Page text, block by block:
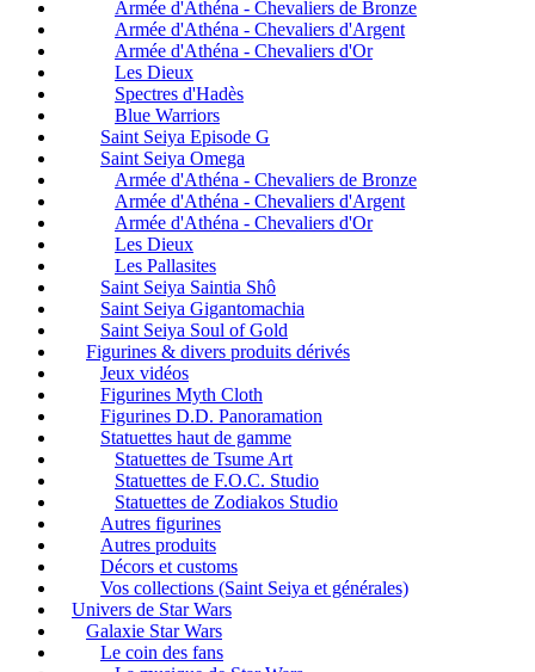
Armée d'Athéna - Chevaliers de Bronze
Armée d'Athéna - Chevaliers d'Argent
Armée d'Athéna - Chevaliers d'Or
Les Dieux
Spectres d'Hadès
Blue Warriors
Saint Seiya Episode G
Saint Seiya Omega
Armée d'Athéna - Chevaliers de Bronze
Armée d'Athéna - Chevaliers d'Argent
Armée d'Athéna - Chevaliers d'Or
Les Dieux
Les Pallasites
Saint Seiya Saintia Shô
Saint Seiya Gigantomachia
Saint Seiya Soul of Gold
Figurines & divers produits dérivés
Jeux vidéos
Figurines Myth Cloth
Figurines D.D. Panoramation
Statuettes haut de gamme
Statuettes de Tsume Art
Statuettes de F.O.C. Studio
Statuettes de Zodiakos Studio
Autres figurines
Autres produits
Décors et customs
Vos collections (Saint Seiya et générales)
Univers de Star Wars
Galaxie Star Wars
Le coin des fans